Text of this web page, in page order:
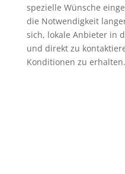
spezielle Wünsche
die Notwendigkeit
sich, lokale Anbieter in
und direkt zu
Konditionen zu erhalten.